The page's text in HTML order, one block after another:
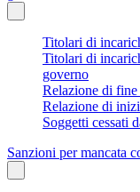
Titolari di
Titolari di
governo
Relazione di fine
Relazione di
Soggetti cessati
Sanzioni per mancata